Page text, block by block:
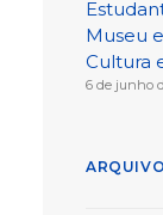
Museu
Cultura
6 de junho